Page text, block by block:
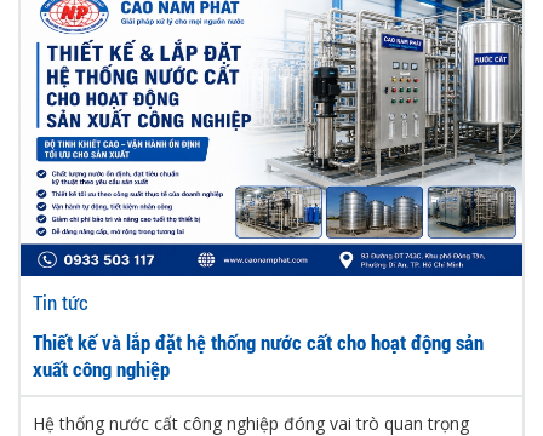
Tin tức
Thiết kế và lắp đặt hệ thống nước cất cho hoạt động sản
xuất công nghiệp
Hệ thống nước cất công nghiệp đóng vai trò quan trọng